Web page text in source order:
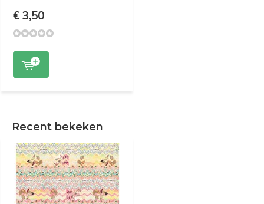
€ 3,50
Recent bekeken